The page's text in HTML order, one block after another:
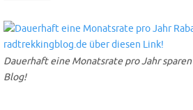
Dauerhaft eine Monatsrate pro Jahr
Blog!